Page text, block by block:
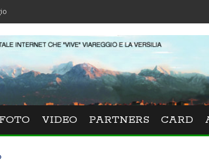
FOTO VIDEO PARTNERS CARD